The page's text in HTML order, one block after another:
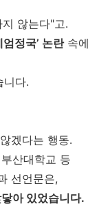
않는다"고.
정국’ 논란속에
니다.
겠다는 행동.
산대학교 등
선언문은,
아 있었습니다.